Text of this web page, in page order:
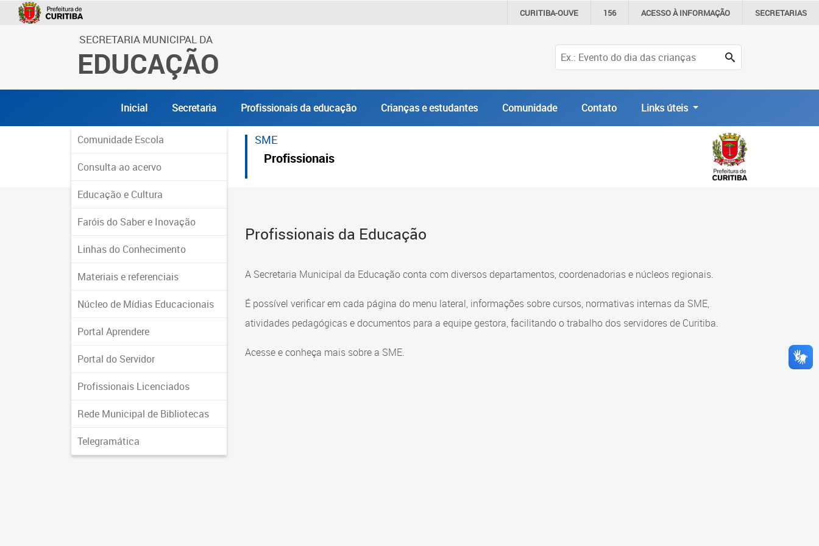
CURITIBA-OUVE 156 ACESSO ÀINFORMAÇÃO SECRETARIAS
SECRETARIA MUNICIPAL DA
EDUCAÇÃO
Inicial Secretaria Profissionais da educação Crianças e estudantes Comunidade Contato Links úteis
Comunidade Escola
Consulta ao acervo
Educação e Cultura
Faróis do Saber e Inovação
Linhas do Conhecimento
Materiais e referenciais
Núcleo de Mídias Educacionais
Portal Aprendere
Portal do Servidor
Profissionais Licenciados
Rede Municipal de Bibliotecas
Telegramática
SME
Profissionais
Profissionais da Educação
A Secretaria Municipal da Educação conta com diversos departamentos, coordenadorias e núcleos regionais.
É possível verificar em cada página do menu lateral, informações sobre cursos, normativas internas da SME,
atividades pedagógicas e documentos para a equipe gestora, facilitando o trabalho dos servidores de Curitiba.
Acesse e conheça mais sobre a SME.